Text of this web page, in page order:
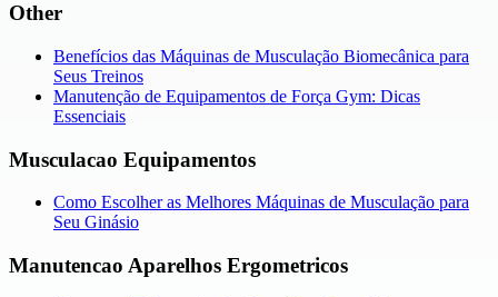
Other
Benefícios das Máquinas de Musculação Biomecânica para
Seus Treinos
Manutenção de Equipamentos de Força Gym: Dicas
Essenciais
Musculacao Equipamentos
Como Escolher as Melhores Máquinas de Musculação para
Seu Ginásio
Manutencao Aparelhos Ergometricos